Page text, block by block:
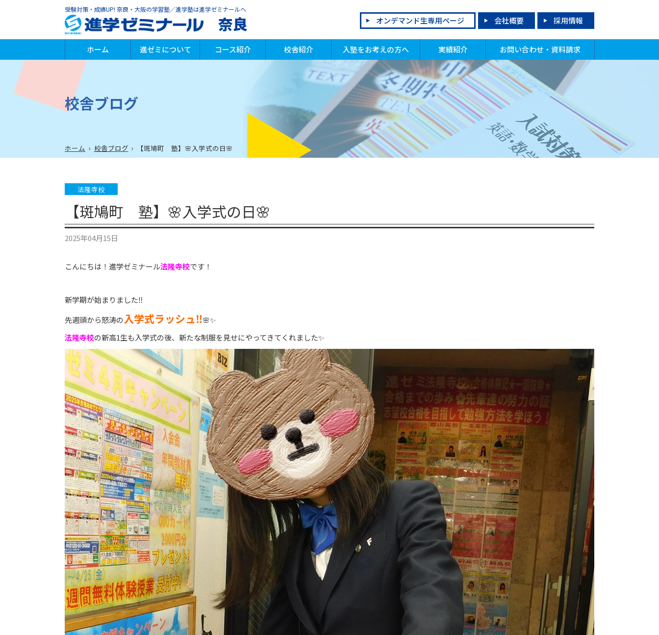
受験対策・成績UP! 奈良・大阪の学習塾／進学塾は進学ゼミナールへ
奈良 オンデマンド生専用ページ 会社概要 採用情報
ホーム 進ゼミについて コース紹介 校舎紹介 入塾をお考えの方へ
入塾までの流れ
年間イベント
体験授業
割引制度
よくあるご質問
実績紹介
合格実績
模試実績
成績上昇者
祝合格！先輩からのメッセージ
お問い合わせ・資料請求
校舎ブログ
ホーム › 校舎ブログ › 【斑鳩町 塾】🌸入学式の日🌸
法隆寺校
【斑鳩町 塾】🌸入学式の日🌸
2025年04月15日
こんにちは！進学ゼミナール法隆寺校です！
新学期が始まりました‼
先週頭から怒涛の入学式ラッシュ‼🌸✨
法隆寺校の新高1生も入学式の後、新たな制服を見せにやってきてくれました✨